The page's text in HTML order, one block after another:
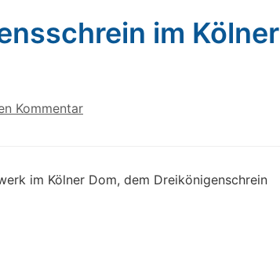
im Kölner
Kommentar
im Kölner Dom, dem Dreikönigenschrein